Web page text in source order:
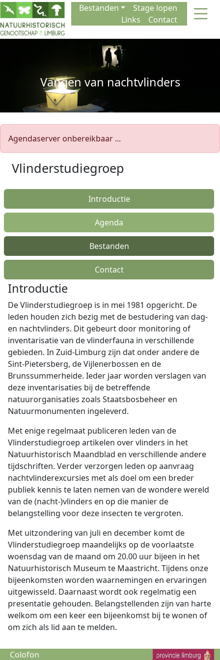
Naar de inhoud Bestanden
Stage lopen
Links
Contact
Vangen van nachtvlinders
Agendaserver onbereikbaar ...
Vlinderstudiegroep
Introductie
Agenda
Bestanden
Contact
Introductie
De Vlinderstudiegroep is in mei 1981 opgericht. De
leden houden zich bezig met de bestudering van dag-
en nachtvlinders. Dit gebeurt door monitoring of
inventarisatie van de vlinderfauna in verschillende
gebieden. In Zuid-Limburg zijn dat onder andere de
Sint-Pietersberg, de Vijlenerbossen en de
Brunssummerheide. Ieder jaar worden verslagen van
deze inventarisaties bij de betreffende
natuurorganisaties zoals Staatsbosbeheer en
Natuurmonumenten ingeleverd.
Met enige regelmaat publiceren leden van de
Vlinderstudiegroep artikelen over vlinders in het
Natuurhistorisch Maandblad en verschillende andere
tijdschriften. Verder verzorgen leden op aanvraag
nachtvlinderexcursies met als doel om een breder
publiek kennis te laten nemen van de wondere wereld
van de (nacht-)vlinders en op die manier de
belangstelling voor deze insecten te vergroten.
Met uitzondering van juli en december komt de
Vlinderstudiegroep maandelijks op de voorlaatste
woensdag van de maand om 20.00 uur bijeen in het
Natuurhistorisch Museum te Maastricht. Tijdens onze
bijeenkomsten worden waarnemingen en ervaringen
uitgewisseld. Daarnaast wordt ook regelmatig een
presentatie gehouden. Belangstellenden zijn van harte
welkom om een keer een bijeenkomst bij te wonen of
om zich als lid aan te melden.
Colofon